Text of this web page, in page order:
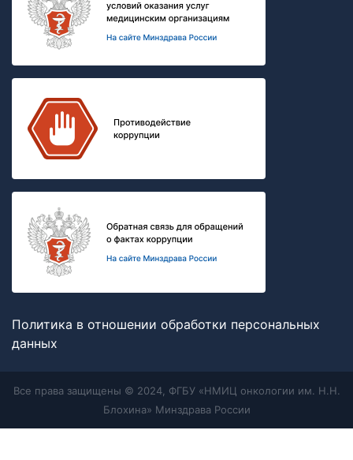
Политика в отношении обработки персональных
данных
Все права защищены © 2024, ФГБУ «НМИЦ онкологии им. Н.Н.
Блохина» Минздрава России